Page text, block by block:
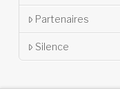
Partenaires
Silence